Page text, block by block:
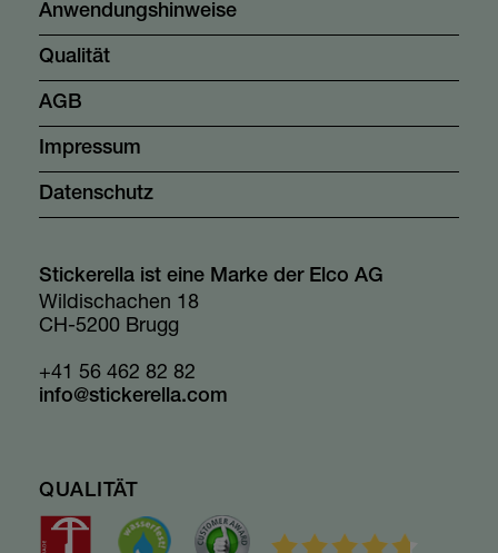
Anwendungshinweise
Qualität
AGB
Impressum
Datenschutz
Stickerella ist eine Marke der Elco AG
Wildischachen 18
CH-5200 Brugg
+41 56 462 82 82
info@stickerella.com
QUALITÄT